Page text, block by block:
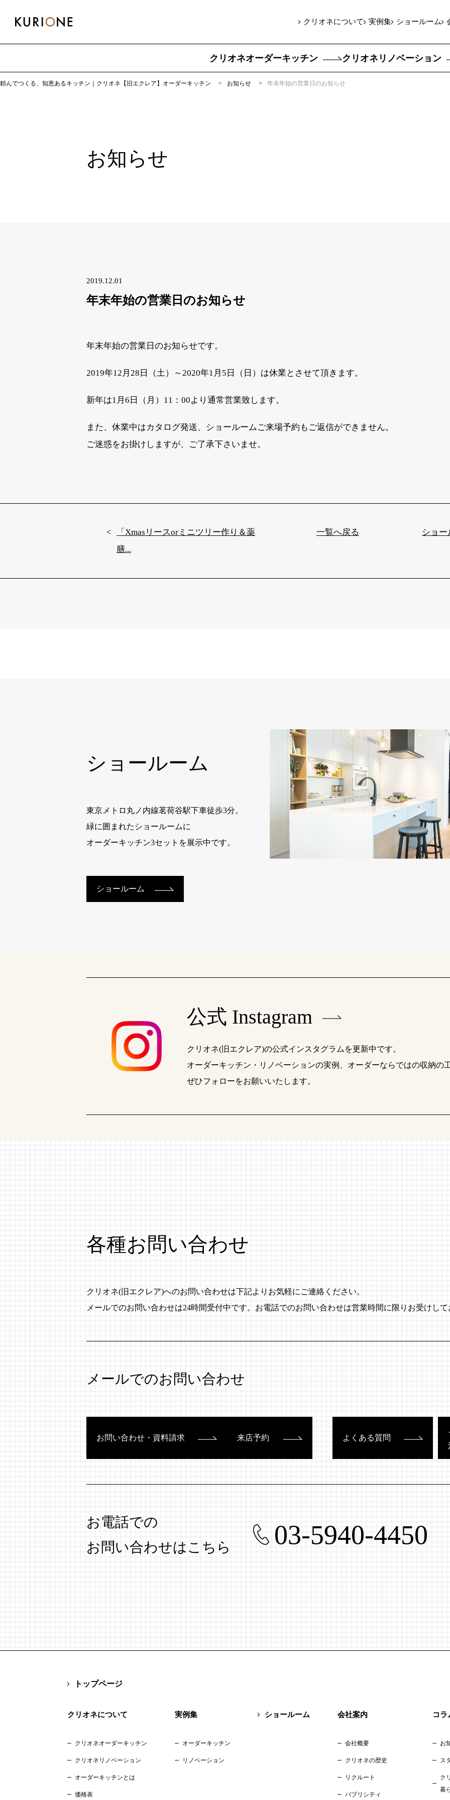
クリオネについて 実例集 ショールーム
クリオネオーダーキッチン クリオネリノベーション
頼んでつくる、知恵あるキッチン｜クリオネ【旧エクレア】オーダーキッチン お知らせ 年末年始の営業日のお知らせ
お知らせ
2019.12.01
年末年始の営業日のお知らせ
年末年始の営業日のお知らせです。
2019年12月28日（土）～2020年1月5日（日）は休業とさせて頂きます。
新年は1月6日（月）11：00より通常営業致します。
また、休業中はカタログ発送、ショールームご来場予約もご返信ができません。
ご迷惑をお掛けしますが、ご了承下さいませ。
「Xmasリースorミニツリー作り＆薬
膳...
一覧へ戻る
ショ
ショールーム
東京メトロ丸ノ内線茗荷谷駅下車徒歩3分。
緑に囲まれたショールームに
オーダーキッチン3セットを展示中です。
ショールーム
公式 Instagram
クリオネ(旧エクレア)の公式インスタグラムを更新中です。
オーダーキッチン・リノベーションの実例、オーダーならではの収納の
ぜひフォローをお願いいたします。
各種お問い合わせ
クリオネ(旧エクレア)へのお問い合わせは下記よりお気軽にご連絡ください。
メールでのお問い合わせは24時間受付中です。お電話でのお問い合わせは営業時間に限りお受けして
メールでのお問い合わせ
お問い合わせ・資料請求 来店予約 よくある質問
お電話での
お問い合わせはこちら
03-5940-4450
トップページ
クリオネについて
クリオネオーダーキッチン
クリオネリノベーション
オーダーキッチンとは
価格表
実例集
オーダーキッチン
リノベーション
ショールーム 会社案内
会社概要
クリオネの歴史
リクルート
パブリシティ
コラ
お
ス
ク
暮